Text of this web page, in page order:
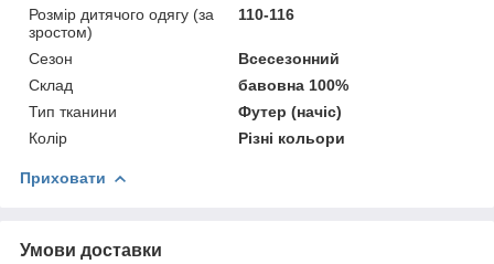
Розмір дитячого одягу (за
зростом)
110-116
Сезон
Всесезонний
Склад
бавовна 100%
Тип тканини
Футер (начіс)
Колір
Різні кольори
Приховати
Умови доставки